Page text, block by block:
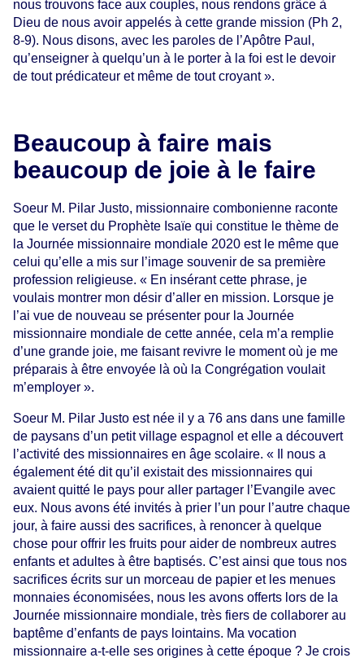
nous trouvons face aux couples, nous rendons grâce à
Dieu de nous avoir appelés à cette grande mission (Ph 2,
8-9). Nous disons, avec les paroles de l’Apôtre Paul,
qu’enseigner à quelqu’un à le porter à la foi est le devoir
de tout prédicateur et même de tout croyant ».
Beaucoup à faire mais
beaucoup de joie à le faire
Soeur M. Pilar Justo, missionnaire combonienne raconte
que le verset du Prophète Isaïe qui constitue le thème de
la Journée missionnaire mondiale 2020 est le même que
celui qu’elle a mis sur l’image souvenir de sa première
profession religieuse. « En insérant cette phrase, je
voulais montrer mon désir d’aller en mission. Lorsque je
l’ai vue de nouveau se présenter pour la Journée
missionnaire mondiale de cette année, cela m’a remplie
d’une grande joie, me faisant revivre le moment où je me
préparais à être envoyée là où la Congrégation voulait
m’employer ».
Soeur M. Pilar Justo est née il y a 76 ans dans une famille
de paysans d’un petit village espagnol et elle a découvert
l’activité des missionnaires en âge scolaire. « Il nous a
également été dit qu’il existait des missionnaires qui
avaient quitté le pays pour aller partager l’Evangile avec
eux. Nous avons été invités à prier l’un pour l’autre chaque
jour, à faire aussi des sacrifices, à renoncer à quelque
chose pour offrir les fruits pour aider de nombreux autres
enfants et adultes à être baptisés. C’est ainsi que tous nos
sacrifices écrits sur un morceau de papier et les menues
monnaies économisées, nous les avons offerts lors de la
Journée missionnaire mondiale, très fiers de collaborer au
baptême d’enfants de pays lointains. Ma vocation
missionnaire a-t-elle ses origines à cette époque ? Je crois